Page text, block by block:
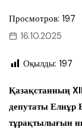
Просмотров: 197
16.10.2025
Оқылды: 197
Қазақстанның
депутаты Елнұр
тұрақтылығын